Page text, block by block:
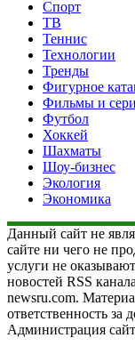
Спорт
ТВ
Теннис
Технологии
Тренды
Фигурное
Фильмы и
Футбол
Хоккей
Шахматы
Шоу-бизнес
Экология
Экономика
Данный сайт не
сайте ни чего не
услуги не
новостей RSS
newsru.com.
ответственность за
Администрация